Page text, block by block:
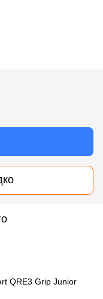
QRE3 Grip Junior